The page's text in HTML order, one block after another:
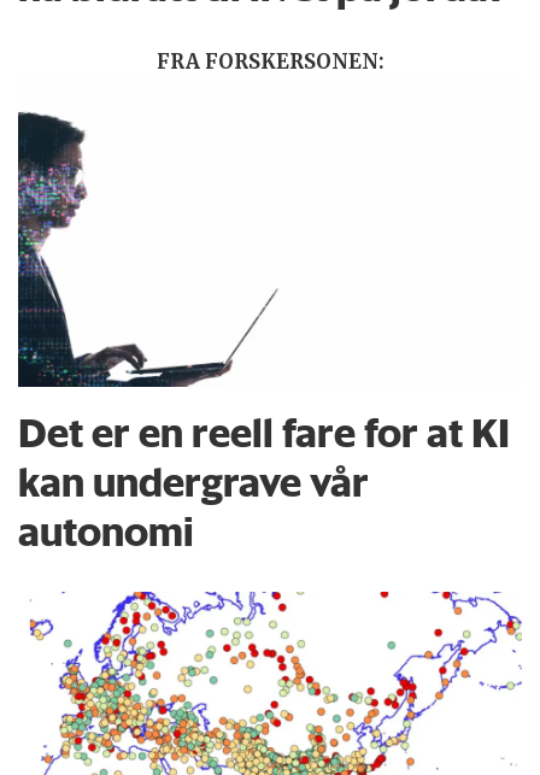
FRA FORSKERSONEN:
Det er en reell fare for at KI
kan undergrave vår
autonomi